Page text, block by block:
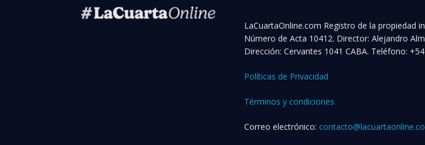
LaCuartaOnline.com Registro de la propiedad
Número de Acta 10412. Director: Alejandro
Dirección: Cervantes 1041 CABA. Teléfono:
Políticas de Privacidad
Términos y condiciones
Correo electrónico: